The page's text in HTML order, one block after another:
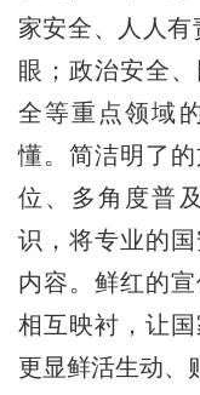
家安全、人人有
眼；政治安全
全等重点领域
懂。简洁明了
位、多角度普
识，将专业的
内容。鲜红的
相互映衬，让
更显鲜活生动、